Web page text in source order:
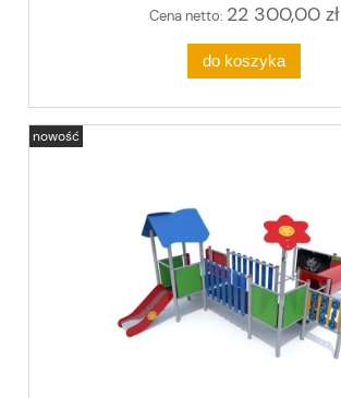
Cena netto: 22 300,00 zł
do koszyka
nowość